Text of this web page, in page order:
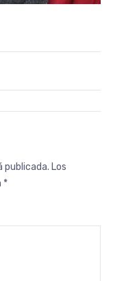
publicada. Los
*